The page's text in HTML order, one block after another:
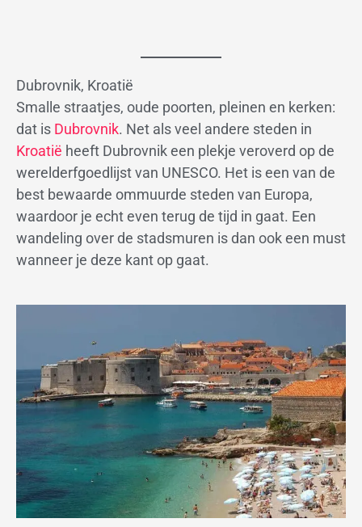
Dubrovnik, Kroatië
Smalle straatjes, oude poorten, pleinen en kerken:
dat is Dubrovnik. Net als veel andere steden in
Kroatië heeft Dubrovnik een plekje veroverd op de
werelderfgoedlijst van UNESCO. Het is een van de
best bewaarde ommuurde steden van Europa,
waardoor je echt even terug de tijd in gaat. Een
wandeling over de stadsmuren is dan ook een must
wanneer je deze kant op gaat.